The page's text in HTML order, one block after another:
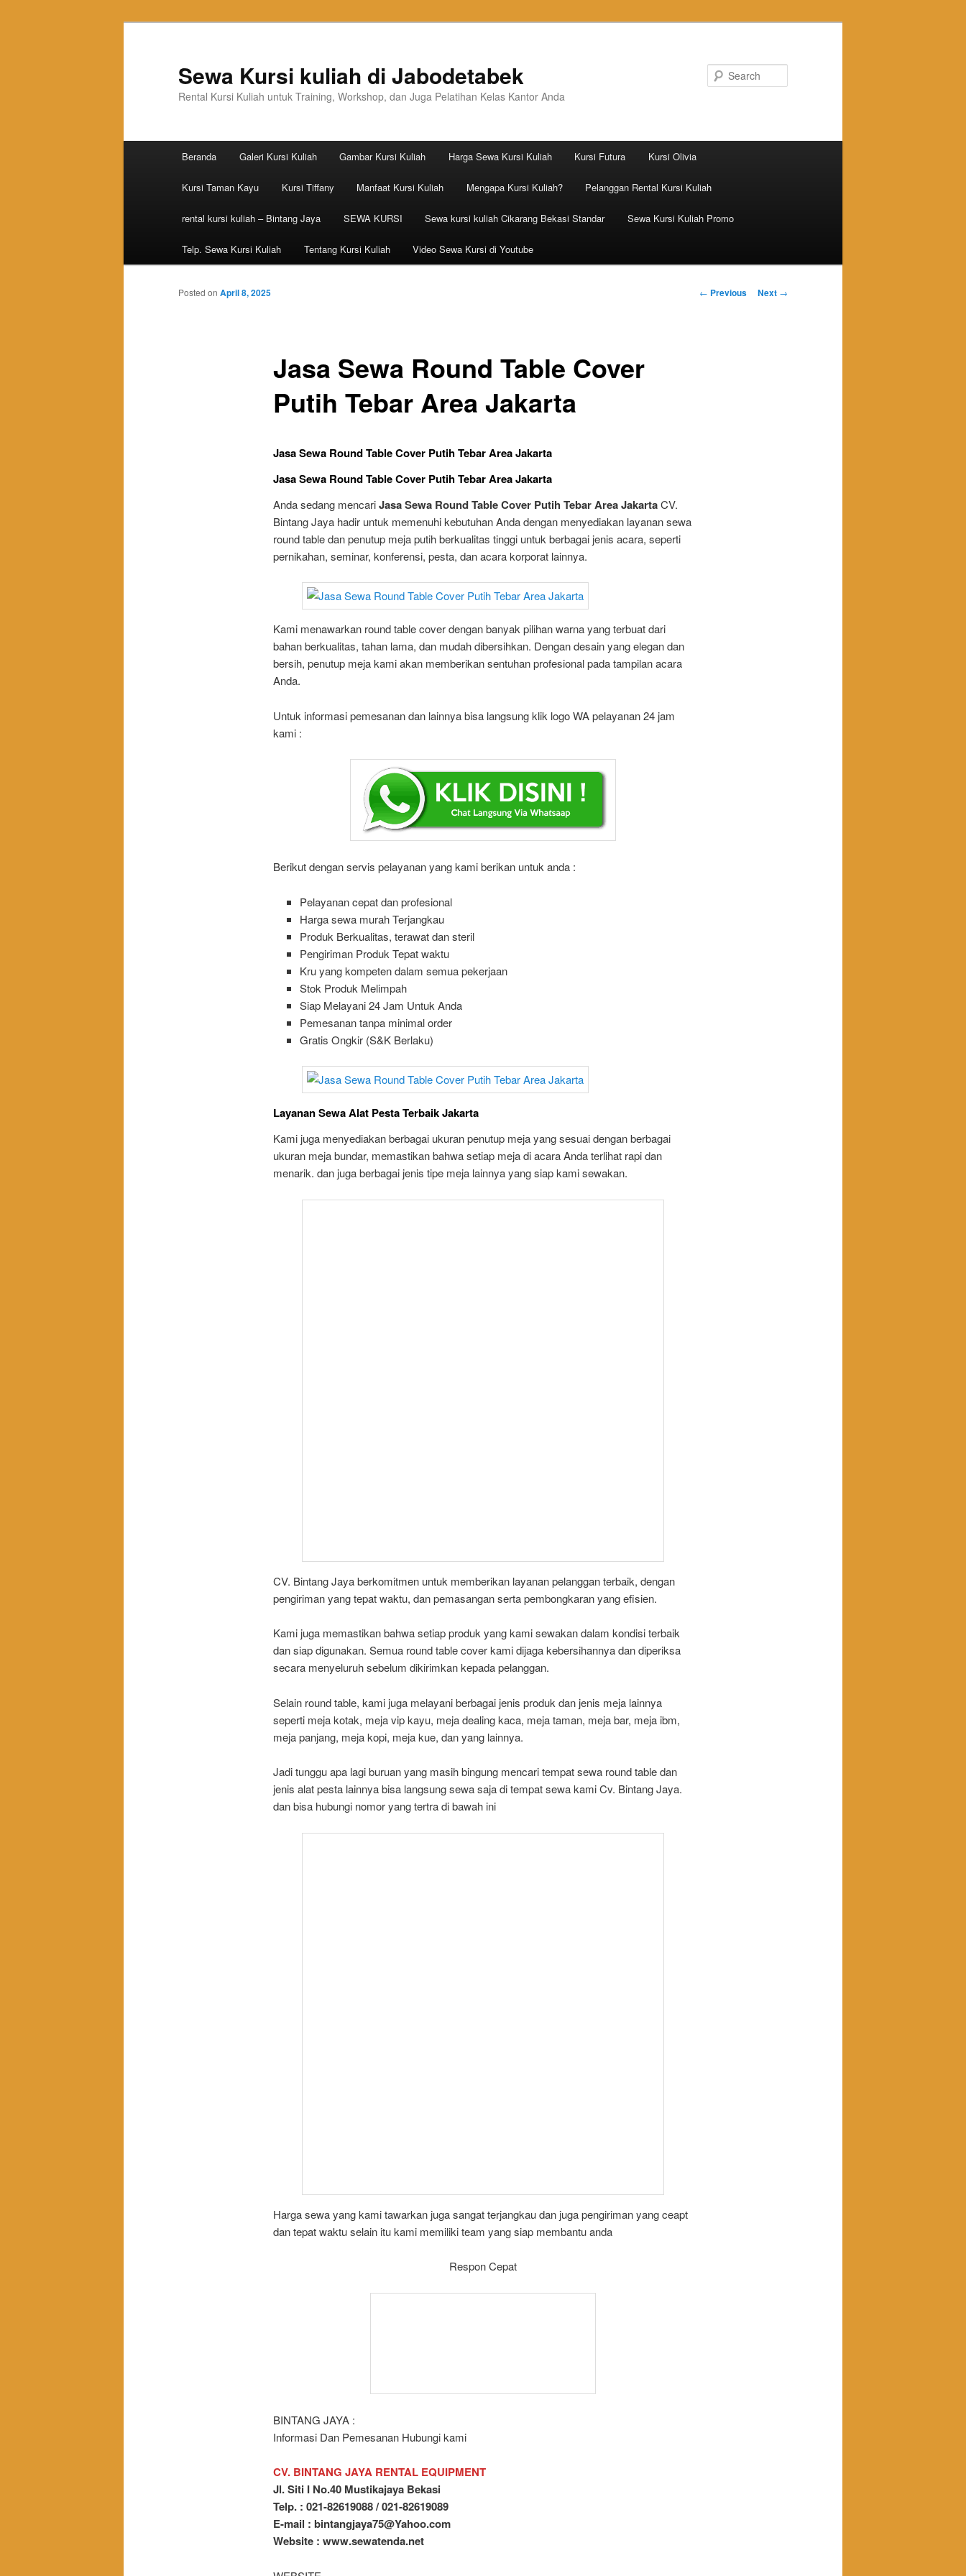
Sewa Kursi kuliah di Jabodetabek
Rental Kursi Kuliah untuk Training, Workshop, dan Juga Pelatihan Kelas Kantor Anda
Skip to primary content
Skip to secondary content
Beranda Galeri Kursi Kuliah Gambar Kursi Kuliah Harga Sewa Kursi Kuliah Kursi Futura Kursi Olivia
Kursi Taman Kayu Kursi Tiffany Manfaat Kursi Kuliah Mengapa Kursi Kuliah? Pelanggan Rental Kursi Kuliah
rental kursi kuliah – Bintang Jaya SEWA KURSI Sewa kursi kuliah Cikarang Bekasi Standar Sewa Kursi Kuliah Promo
Telp. Sewa Kursi Kuliah Tentang Kursi Kuliah Video Sewa Kursi di Youtube
Post navigation
← Previous Next →
Jasa Sewa Round Table Cover
Putih Tebar Area Jakarta
Posted on April 8, 2025
Jasa Sewa Round Table Cover Putih Tebar Area Jakarta
Jasa Sewa Round Table Cover Putih Tebar Area Jakarta
Anda sedang mencariJasa Sewa Round Table Cover Putih Tebar Area JakartaCV.
Bintang Jaya hadir untuk memenuhi kebutuhan Anda dengan menyediakan layanan sewa
round table dan penutup meja putih berkualitas tinggi untuk berbagai jenis acara, seperti
pernikahan, seminar, konferensi, pesta, dan acara korporat lainnya.
Kami menawarkan round table cover dengan banyak pilihan warna yang terbuat dari
bahan berkualitas, tahan lama, dan mudah dibersihkan. Dengan desain yang elegan dan
bersih, penutup meja kami akan memberikan sentuhan profesional pada tampilan acara
Anda.
Untuk informasi pemesanan dan lainnya bisa langsung klik logo WA pelayanan 24 jam
kami :
Berikut dengan servis pelayanan yang kami berikan untuk anda :
Pelayanan cepat dan profesional
Harga sewa murah Terjangkau
Produk Berkualitas, terawat dan steril
Pengiriman Produk Tepat waktu
Kru yang kompeten dalam semua pekerjaan
Stok Produk Melimpah
Siap Melayani 24 Jam Untuk Anda
Pemesanan tanpa minimal order
Gratis Ongkir (S&K Berlaku)
Layanan Sewa Alat Pesta Terbaik Jakarta
Kami juga menyediakan berbagai ukuran penutup meja yang sesuai dengan berbagai
ukuran meja bundar, memastikan bahwa setiap meja di acara Anda terlihat rapi dan
menarik. dan juga berbagai jenis tipe meja lainnya yang siap kami sewakan.
CV. Bintang Jaya berkomitmen untuk memberikan layanan pelanggan terbaik, dengan
pengiriman yang tepat waktu, dan pemasangan serta pembongkaran yang efisien.
Kami juga memastikan bahwa setiap produk yang kami sewakan dalam kondisi terbaik
dan siap digunakan. Semua round table cover kami dijaga kebersihannya dan diperiksa
secara menyeluruh sebelum dikirimkan kepada pelanggan.
Selain round table, kami juga melayani berbagai jenis produk dan jenis meja lainnya
seperti meja kotak, meja vip kayu, meja dealing kaca, meja taman, meja bar, meja ibm,
meja panjang, meja kopi, meja kue, dan yang lainnya.
Jadi tunggu apa lagi buruan yang masih bingung mencari tempat sewa round table dan
jenis alat pesta lainnya bisa langsung sewa saja di tempat sewa kami Cv. Bintang Jaya.
dan bisa hubungi nomor yang tertra di bawah ini
Harga sewa yang kami tawarkan juga sangat terjangkau dan juga pengiriman yang ceapt
dan tepat waktu selain itu kami memiliki team yang siap membantu anda
Respon Cepat
BINTANG JAYA :
Informasi Dan Pemesanan Hubungi kami
CV. BINTANG JAYA RENTAL EQUIPMENT
Jl. Siti I No.40 Mustikajaya Bekasi
Telp. : 021-82619088 / 021-82619089
E-mail : bintangjaya75@Yahoo.com
Website : www.sewatenda.net